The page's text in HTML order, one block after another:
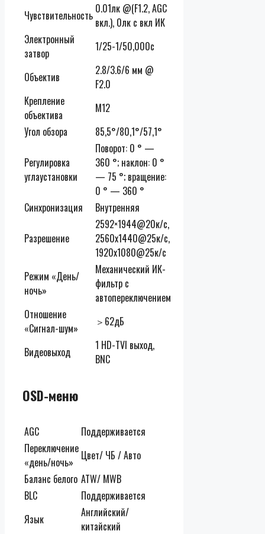
Чувствительность 0.01лк @(F1.2, AGC
вкл.), 0лк с вкл ИК
Электронный
затвор
1/25-1/50,000с
Объектив
2.8/3.6/6 мм @
F2.0
Крепление
объектива
М12
Угол обзора
85,5°/80,1°/57,1°
Регулировка
углаустановки
Поворот: 0 ° —
360 °; наклон: 0 °
— 75 °; вращение:
0 ° — 360 °
Синхронизация
Внутренняя
Разрешение
2592×1944@20к/с,
2560х1440@25к/c,
1920х1080@25к/c
Режим «День/
ночь»
Механический ИК-
фильтр с
автопереключением
Отношение
«Сигнал-шум»
＞62дБ
Видеовыход
1 HD-TVI выход,
BNC
OSD-меню
AGC
Поддерживается
Переключение
«день/ночь»
Цвет/ ЧБ / Авто
Баланс белого ATW/ MWB
BLC
Поддерживается
Язык
Английский/
китайский